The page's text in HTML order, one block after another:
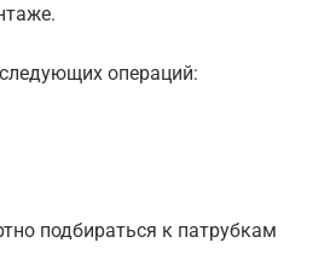
операций:
подбираться к патрубкам